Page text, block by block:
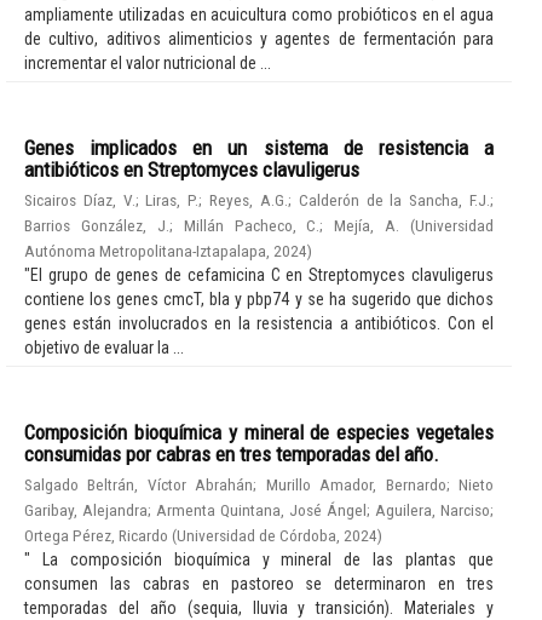
ampliamente utilizadas en acuicultura como probióticos en el agua
de cultivo, aditivos alimenticios y agentes de fermentación para
incrementar el valor nutricional de ...
Genes implicados en un sistema de resistencia a
antibióticos en Streptomyces clavuligerus
Sicairos Díaz, V.;Liras, P.;Reyes, A.G. ; Calderón de la Sancha, F.J.;
Barrios González, J. ; Millán Pacheco, C.;Mejía, A. (Universidad
Autónoma Metropolitana-Iztapalapa 2024)
"El grupo de genes de cefamicina C en Streptomyces clavuligerus
contiene los genes cmcT, bla y pbp74 y se ha sugerido que dichos
genes están involucrados en la resistencia a antibióticos. Con el
objetivo de evaluar la ...
Composición bioquímica y mineral de especies vegetales
consumidas por cabras en tres temporadas del año.
Salgado Beltrán, Víctor Abrahán; Murillo Amador, Bernardo;Nieto
Garibay, Alejandra; Armenta Quintana, José Ángel; Aguilera, Narciso;
Ortega Pérez, Ricardo (Universidad de Córdoba 2024)
" La composición bioquímica y mineral de las plantas que
consumen las cabras en pastoreo se determinaron en tres
temporadas del año (sequia, lluvia y transición). Materiales y